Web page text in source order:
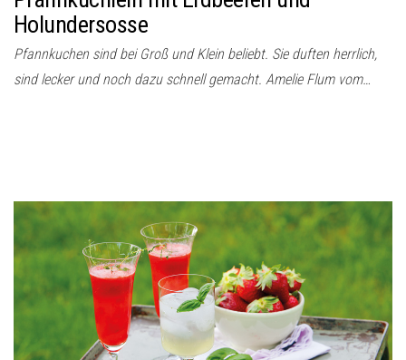
Holundersosse
Pfannkuchen sind bei Groß und Klein beliebt. Sie duften herrlich,
sind lecker und noch dazu schnell gemacht. Amelie Flum vom…